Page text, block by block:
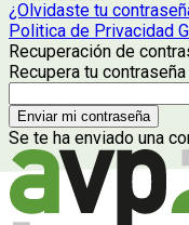
¿Olvidaste tu
Politica de Privacidad
Recuperación de
Recupera tu contraseña
Se te ha enviado una